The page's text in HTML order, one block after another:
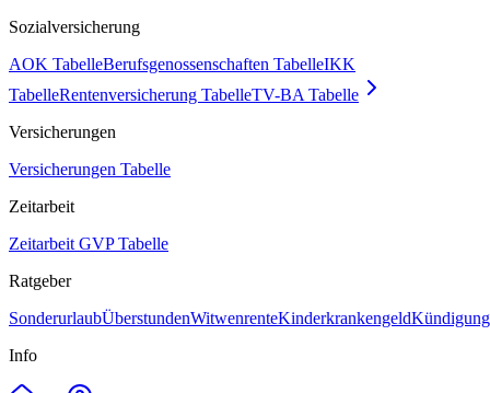
Sozialversicherung
AOK TabelleBerufsgenossenschaften TabelleIKK
TabelleRentenversicherung TabelleTV-BA Tabelle
Versicherungen
Versicherungen Tabelle
Zeitarbeit
Zeitarbeit GVP Tabelle
Ratgeber
SonderurlaubÜberstundenWitwenrenteKinderkrankengeld
Info